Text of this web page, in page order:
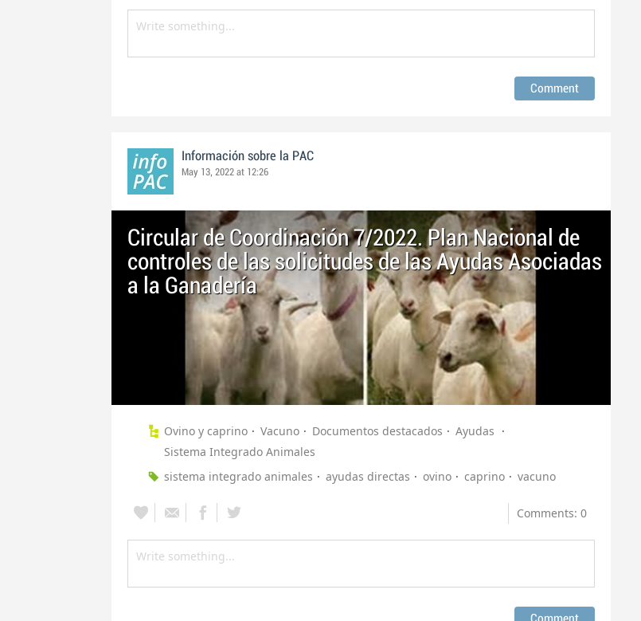
Información sobre la PAC
May 13, 2022 at 12:26
Circular de Coordinación 7/2022. Plan Nacional de
controles de las solicitudes de las Ayudas Asociadas
a la Ganadería
Ovino y caprino Vacuno Documentos destacados
Ayudas
Sistema Integrado Animales
sistema integrado animales
ayudas directas ovino caprino vacuno
Comments: 0